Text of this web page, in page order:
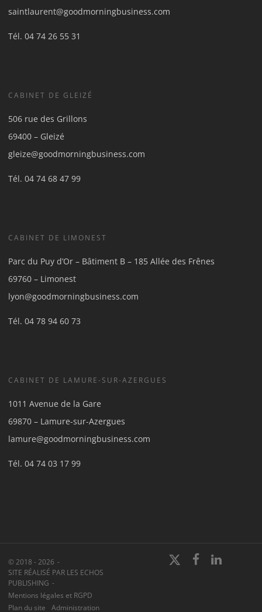
saintlaurent@goodmorningbusiness.com
Tél.04 74 26 55 31
CABINET DE GLEIZÉ
506 rue des Grillons
69400 – Gleizé
gleize@goodmorningbusiness.com
Tél.04 74 68 47 99
CABINET DE LIMONEST
Parc du Puy d’Or – Bâtiment B – 185 Allée des Frênes
69760 – Limonest
lyon@goodmorningbusiness.com
Tél.04 78 94 60 73
CABINET DE LAMURE-SUR-AZERGUES
1011 Avenue de la Gare
69870 – Lamure-sur-Azergues
lamure@goodmorningbusiness.com
Tél.04 74 03 17 99
© 2018 - 2026
SITE RÉALISÉ PAR LES ECHOS
PUBLISHING
Mentions légales et RGPD
Plan du site
Administration